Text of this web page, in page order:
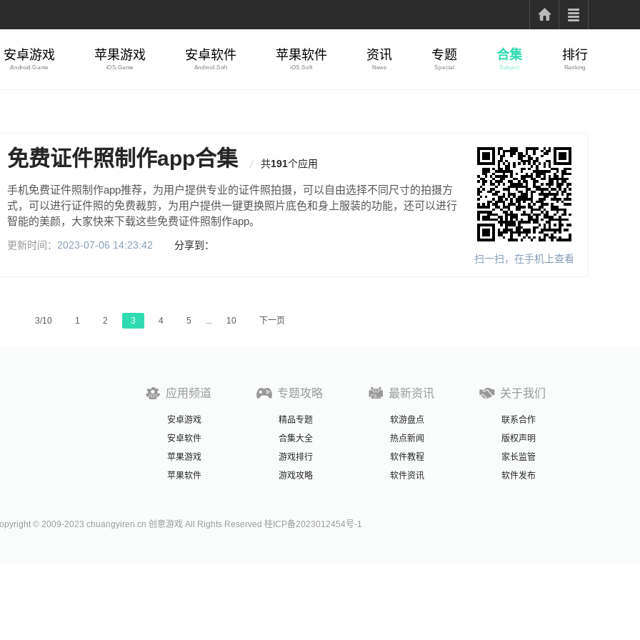
安卓游戏
Android.Game
苹果游戏
iOS.Game
安卓软件
Android.Soft
苹果软件
iOS.Soft
资讯
News
专题
Special
合集
Subject
排行
Ranking
免费证件照制作app合集 共191个应用
手机免费证件照制作app推荐，为用户提供专业的证件照拍摄，可以自由选择不同尺寸的拍摄方
式，可以进行证件照的免费裁剪，为用户提供一键更换照片底色和身上服装的功能，还可以进行
智能的美颜，大家快来下载这些免费证件照制作app。
更新时间： 2023-07-06 14:23:42
分享到：
扫一扫，在手机上查看
3/10 1 2 3 4 5 ... 10 下一页
应用频道
安卓游戏
安卓软件
苹果游戏
苹果软件
专题攻略
精品专题
合集大全
游戏排行
游戏攻略
最新资讯
软游盘点
热点新闻
软件教程
软件资讯
关于我们
联系合作
版权声明
家长监管
软件发布
© 2009-2023 chuangyiren.cn 创意游戏 All Rights Reserved 桂ICP备2023012454号-1